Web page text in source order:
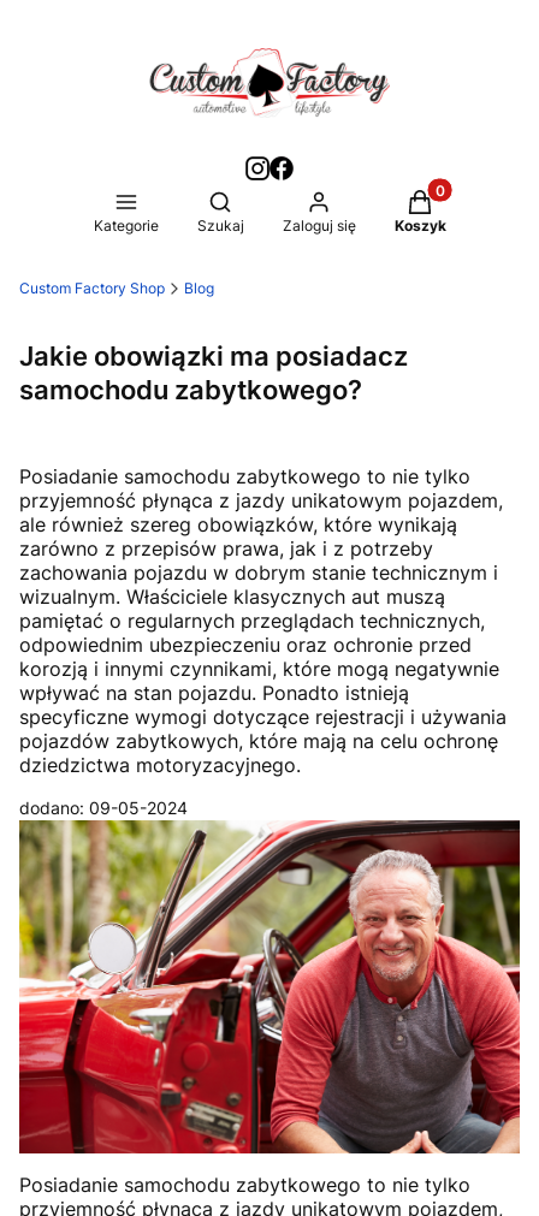
Kategorie
Otwórz wyszukiwarkę
Szukaj Zaloguj się
Produkty w
Koszyk
Custom Factory Shop Blog
Jakie obowiązki ma posiadacz
samochodu zabytkowego?
Posiadanie samochodu zabytkowego to nie tylko
przyjemność płynąca z jazdy unikatowym pojazdem,
ale również szereg obowiązków, które wynikają
zarówno z przepisów prawa, jak i z potrzeby
zachowania pojazdu w dobrym stanie technicznym i
wizualnym. Właściciele klasycznych aut muszą
pamiętać o regularnych przeglądach technicznych,
odpowiednim ubezpieczeniu oraz ochronie przed
korozją i innymi czynnikami, które mogą negatywnie
wpływać na stan pojazdu. Ponadto istnieją
specyficzne wymogi dotyczące rejestracji i używania
pojazdów zabytkowych, które mają na celu ochronę
dziedzictwa motoryzacyjnego.
dodano: 09-05-2024
Posiadanie samochodu zabytkowego to nie tylko
przyjemność płynąca z jazdy unikatowym pojazdem,